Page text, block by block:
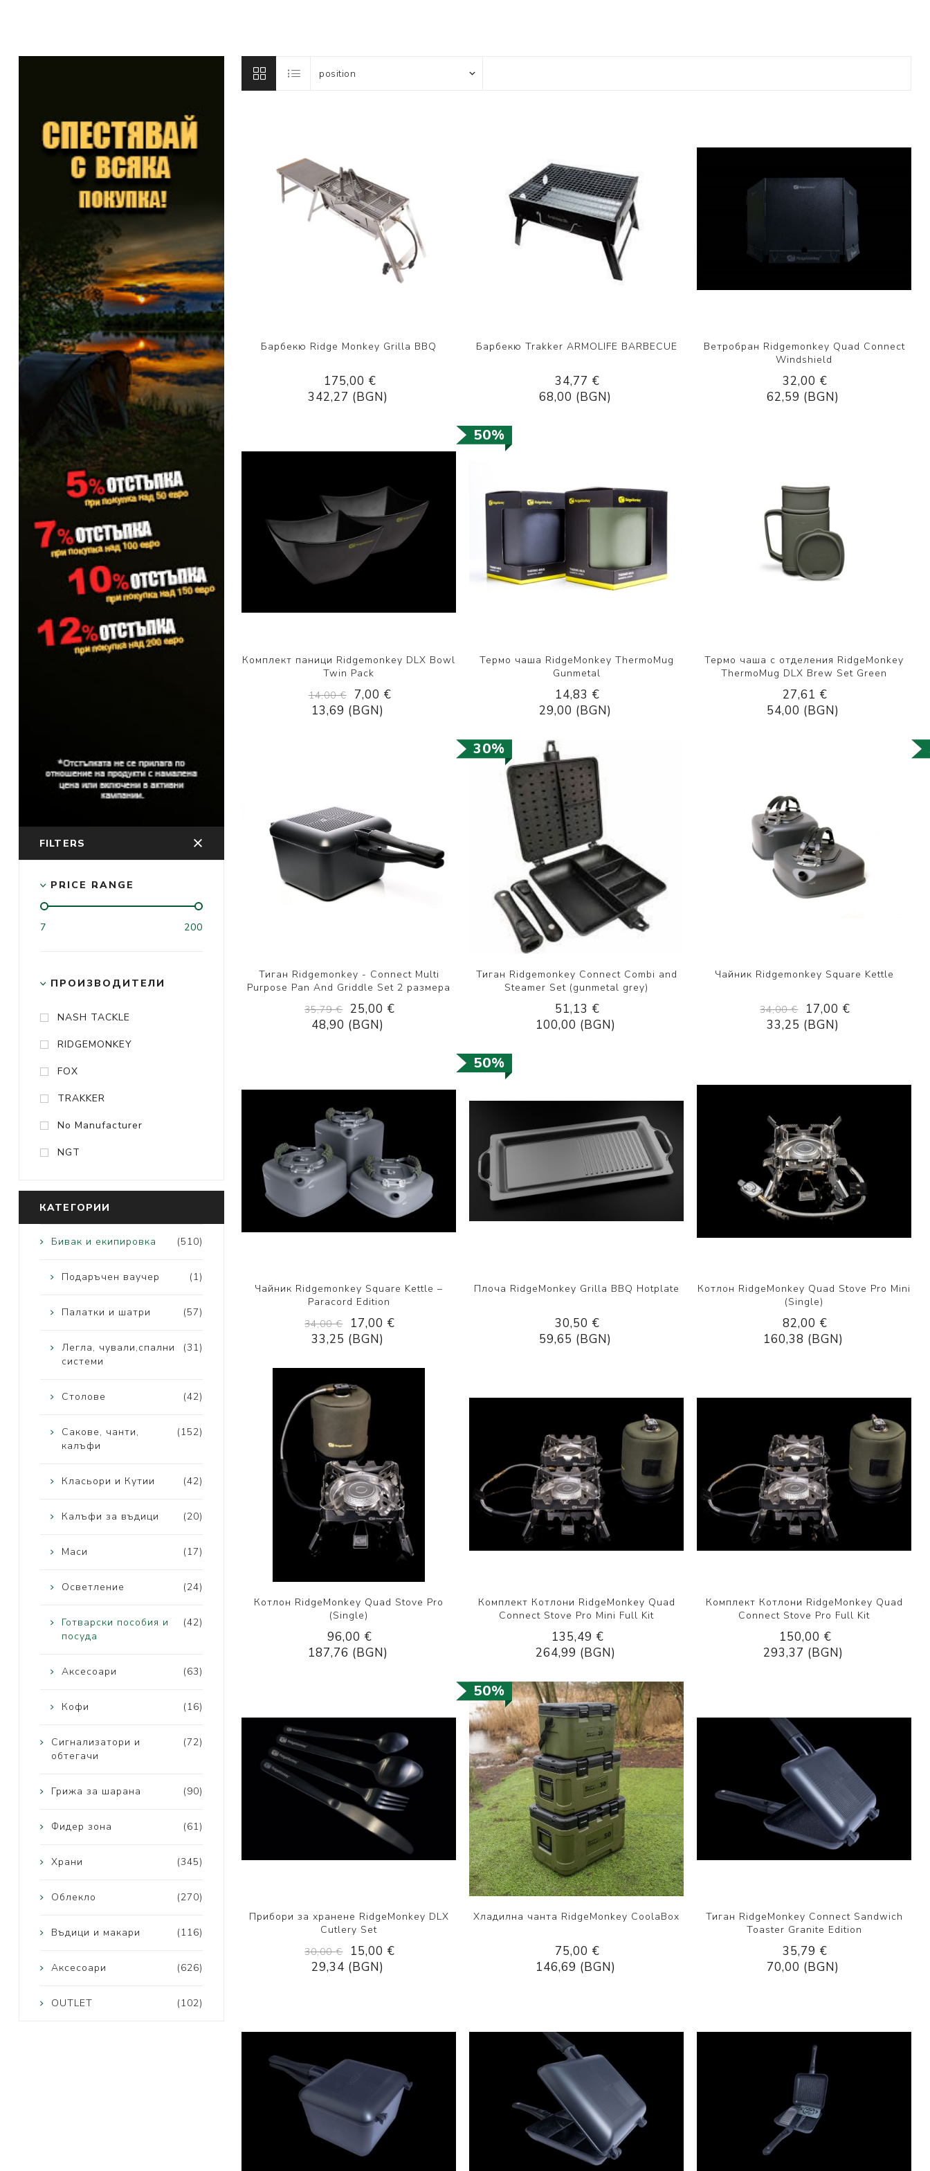
GARDNER TACKLE
SONIK SPORTS
BATTLE BAITS
SELECT BAITS
DRUNK CARP
FORTIS EYEWEAR
PRESTON INNOVATIONS
GURU TACKLE
DUDI BAITS
MATRIX TACKLE
No Manufacturer
N-Burn
TEMPUS PRO
Барбекю Ridge Monkey Grilla BBQ
175,00 €
342,27 (BGN)
Барбекю Trakker ARMOLIFE BARBECUE
34,77 €
68,00 (BGN)
Ветробран Ridgemonkey Quad Connect
Windshield
32,00 €
62,59 (BGN)
50%
Комплект паници Ridgemonkey DLX Bowl
Twin Pack
14,00 €
7,00 €
13,69 (BGN)
Термо чаша RidgeМonkey ThermoMug
Gunmetal
14,83 €
29,00 (BGN)
Термо чаша с отделения RidgeМonkey
ThermoMug DLX Brew Set Green
27,61 €
54,00 (BGN)
30%
Тиган Ridgemonkey - Connect Multi
Purpose Pan And Griddle Set 2 размера
35,79 €
25,00 €
48,90 (BGN)
Тиган Ridgemonkey Connect Combi and
Steamer Set (gunmetal grey)
51,13 €
100,00 (BGN)
Чайник Ridgemonkey Square Kettle
34,00 €
17,00 €
33,25 (BGN)
50%
Чайник Ridgemonkey Square Kettle –
Paracord Edition
34,00 €
17,00 €
33,25 (BGN)
Плоча RidgeMonkey Grilla BBQ Hotplate
30,50 €
59,65 (BGN)
Котлон RidgeMonkey Quad Stove Pro Mini
(Single)
82,00 €
160,38 (BGN)
Котлон RidgeMonkey Quad Stove Pro
(Single)
96,00 €
187,76 (BGN)
Комплект Котлони RidgeMonkey Quad
Connect Stove Pro Mini Full Kit
135,49 €
264,99 (BGN)
Комплект Котлони RidgeMonkey Quad
Connect Stove Pro Full Kit
150,00 €
293,37 (BGN)
50%
Прибори за хранене RidgeMonkey DLX
Cutlery Set
30,00 €
15,00 €
29,34 (BGN)
Хладилна чанта RidgeMonkey CoolaBox
75,00 €
146,69 (BGN)
Тиган RidgeMonkey Connect Sandwich
Toaster Granite Edition
35,79 €
70,00 (BGN)
FILTERS
PRICE RANGE
7 200
ПРОИЗВОДИТЕЛИ
NASH TACKLE
RIDGEMONKEY
FOX
TRAKKER
No Manufacturer
NGT
КАТЕГОРИИ
(510)
Бивак и екипировка
(1)
Подаръчен ваучер
(57)
Палатки и шатри
(31)
Легла, чували,спални
системи
(42)
Столове
(152)
Сакове, чанти,
калъфи
(42)
Класьори и Кутии
(20)
Калъфи за въдици
(17)
Маси
(24)
Осветление
(42)
Готварски пособия и
посуда
(63)
Аксесоари
(16)
Кофи
(72)
Сигнализатори и
обтегачи
(90)
Грижа за шарана
(61)
Фидер зона
(345)
Храни
(270)
Облекло
(116)
Въдици и макари
(626)
Аксесоари
(102)
OUTLET